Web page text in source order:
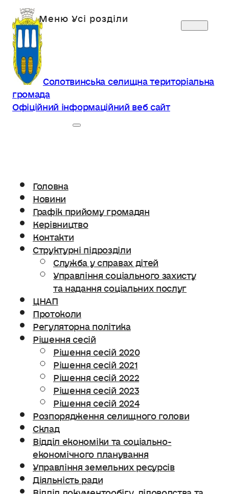
Солотвинська селищна територіальна
громада
Офіційний інформаційний веб сайт
Головна
Новини
Графік прийому громадян
Керівництво
Контакти
Структурні підрозділи
Служба у справах дітей
Управління соціального захисту
та надання соціальних послуг
ЦНАП
Протоколи
Регуляторна політика
Рішення сесій
Рішення сесій 2020
Рішення сесій 2021
Рішення сесій 2022
Рішення сесій 2023
Рішення сесій 2024
Розпорядження селищного голови
Склад
Відділ економіки та соціально-
економічного планування
Управління земельних ресурсів
Діяльність ради
Відділ документообігу, діловодства та